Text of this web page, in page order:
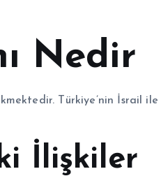
Nedir
Türkiye’nin İsrail ile
İlişkiler